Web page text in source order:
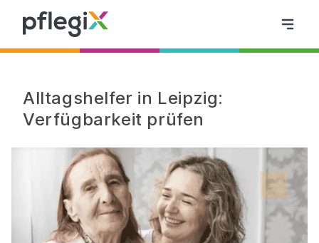
Alltagshelfer in Leipzig:
Verfügbarkeit prüfen